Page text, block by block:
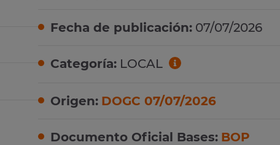
Fecha de publicación: 07/07/2026
Categoría: LOCAL
Origen: DOGC 07/07/2026
Documento Oficial Bases: BOP